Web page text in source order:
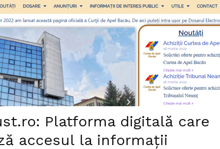
Platforma digitală care
accesul la informații